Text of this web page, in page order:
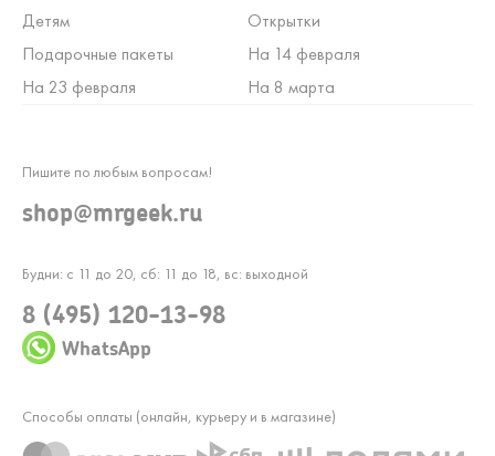
Детям
Открытки
Подарочные пакеты
На 14 февраля
На 23 февраля
На 8 марта
Будни: с 11 до 20, сб: 11 до 18, вс: выходной
8 (495) 120-13-98
WhatsApp
Пишите по любым вопросам!
shop@mrgeek.ru
Способы оплаты (онлайн, курьеру и в магазине)